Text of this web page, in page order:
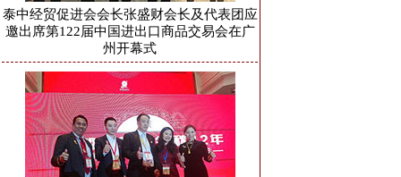
泰中经贸促进会会长张盛财会长及代表团应
邀出席第122届中国进出口商品交易会在广
州开幕式